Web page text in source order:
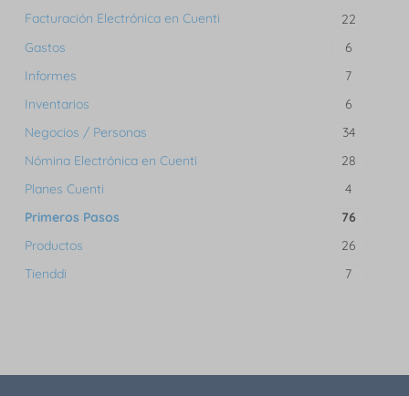
Facturación Electrónica en Cuenti
22
Gastos
6
Informes
7
Inventarios
6
Negocios / Personas
34
Nómina Electrónica en Cuenti
28
Planes Cuenti
4
Primeros Pasos
76
Productos
26
Tienddi
7